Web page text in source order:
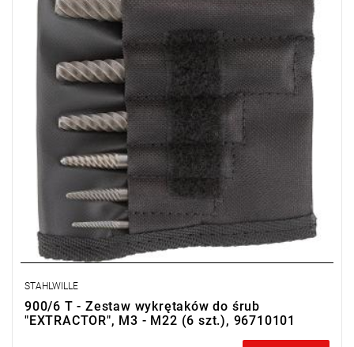
STAHLWILLE
900/6 T - Zestaw wykrętaków do śrub
"EXTRACTOR", M3 - M22 (6 szt.), 96710101